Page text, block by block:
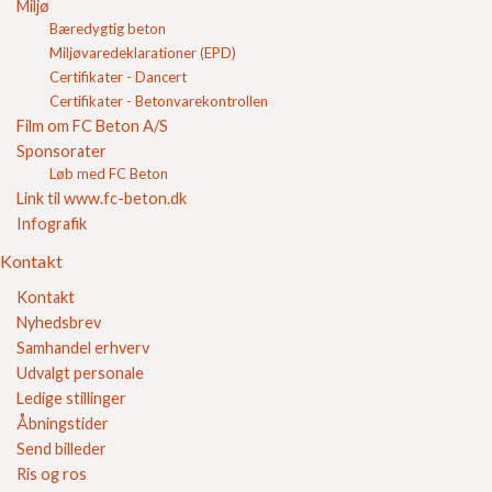
Miljø
Bæredygtig beton
Miljøvaredeklarationer (EPD)
Certifikater - Dancert
Certifikater - Betonvarekontrollen
Film om FC Beton A/S
Sponsorater
Løb med FC Beton
Link til www.fc-beton.dk
Infografik
Kontakt
Kontakt
Nyhedsbrev
Samhandel erhverv
Udvalgt personale
Ledige stillinger
Åbningstider
Send billeder
Ris og ros
Lecablokke 600 33,0 x 19 x
49
Pris pr. stk48,73 DKK
Se produkt
Pris pr. stk
25 (HALVE)
Pris pr. stk29,86DKK
Se produkt